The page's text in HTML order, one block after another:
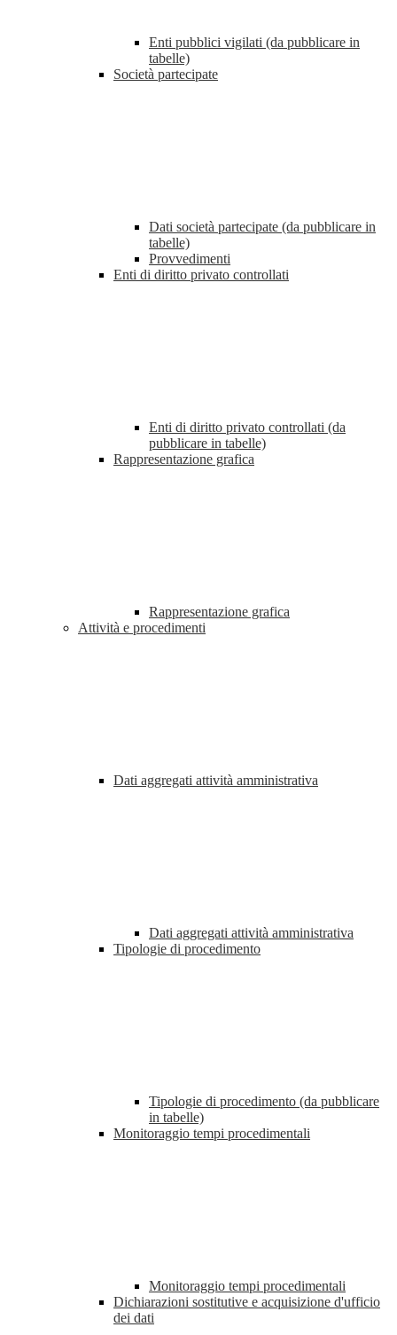
Enti pubblici vigilati (da pubblicare in
tabelle)
Società partecipate
Dati società partecipate (da pubblicare in
tabelle)
Provvedimenti
Enti di diritto privato controllati
Enti di diritto privato controllati (da
pubblicare in tabelle)
Rappresentazione grafica
Rappresentazione grafica
Attività e procedimenti
Dati aggregati attività amministrativa
Dati aggregati attività amministrativa
Tipologie di procedimento
Tipologie di procedimento (da pubblicare
in tabelle)
Monitoraggio tempi procedimentali
Monitoraggio tempi procedimentali
Dichiarazioni sostitutive e acquisizione d'ufficio
dei dati